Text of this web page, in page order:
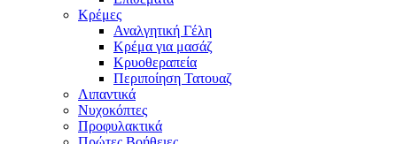
Κρέμες
Αναλγητική Γέλη
Κρέμα για μασάζ
Κρυοθεραπεία
Περιποίηση Τατουαζ
Λιπαντικά
Νυχοκόπτες
Προφυλακτικά